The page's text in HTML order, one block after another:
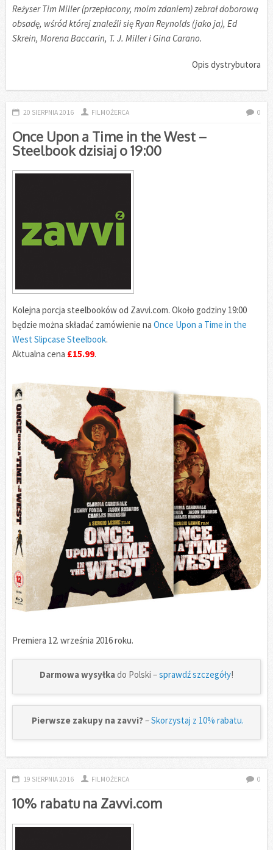
Reżyser Tim Miller (przepłacony, moim zdaniem) zebrał doborową
obsadę, wśród której znaleźli się Ryan Reynolds (jako ja), Ed
Skrein, Morena Baccarin, T. J. Miller i Gina Carano.
Opis dystrybutora
20 SIERPNIA 2016 FILMOŻERCA 0
Once Upon a Time in the West –
Steelbook dzisiaj o 19:00
Kolejna porcja steelbooków od Zavvi.com. Około godziny 19:00
będzie można składać zamówienie na Once Upon a Time in the
West Slipcase Steelbook.
Aktualna cena £15.99.
Premiera 12. września 2016 roku.
Darmowa wysyłkado Polski –sprawdź szczegóły!
Pierwsze zakupy na zavvi?–Skorzystaj z 10% rabatu.
19 SIERPNIA 2016 FILMOŻERCA 0
10% rabatu na Zavvi.com